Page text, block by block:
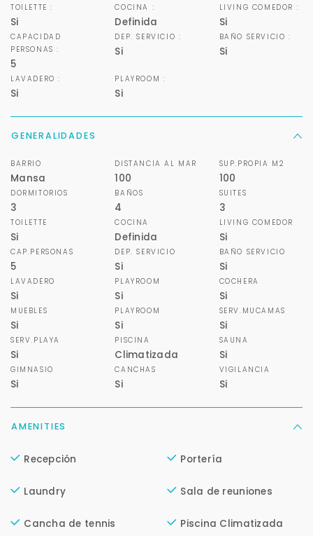
TOILETTE :
Si
COCINA :
Definida
LIVING COMEDOR :
Si
CAPACIDAD
PERSONAS :
5
DEP. SERVICIO :
Si
BAÑO SERVICIO :
Si
LAVADERO :
Si
PLAYROOM :
Si
GENERALIDADES
BARRIO
Mansa
DISTANCIA AL MAR
100
SUP.PROPIA M2
100
DORMITORIOS
3
BAÑOS
4
SUITES
3
TOILETTE
Si
COCINA
Definida
LIVING COMEDOR
Si
CAP.PERSONAS
5
DEP. SERVICIO
Si
BAÑO SERVICIO
Si
LAVADERO
Si
PLAYROOM
Si
COCHERA
Si
MUEBLES
Si
PLAYROOM
Si
SERV.MUCAMAS
Si
SERV.PLAYA
Si
PISCINA
Climatizada
SAUNA
Si
GIMNASIO
Si
CANCHAS
Si
VIGILANCIA
Si
AMENITIES
Recepción Portería
Laundry Sala de reuniones
Cancha de tennis Piscina Climatizada
Para responderte
mejor y más rápido